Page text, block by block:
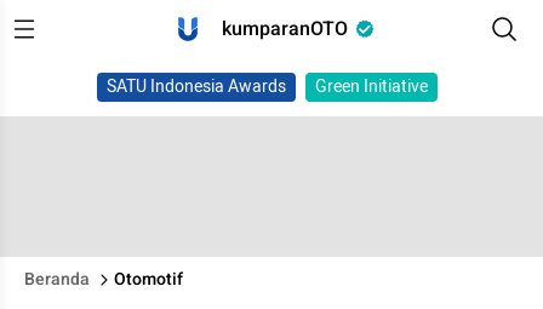
kumparanOTO
SATU Indonesia Awards Green Initiative
Beranda Otomotif